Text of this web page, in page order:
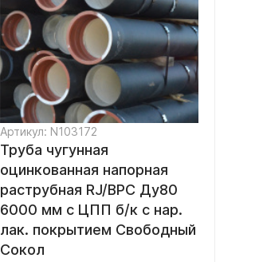
Артикул: N103172
Труба чугунная
оцинкованная напорная
раструбная RJ/ВРС Ду80
6000 мм с ЦПП б/к с нар.
лак. покрытием Свободный
Сокол